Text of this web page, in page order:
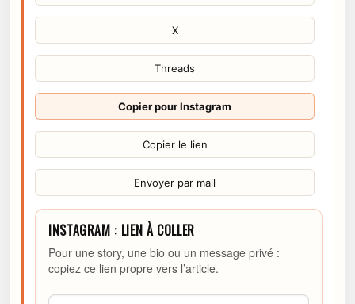
X
Threads
Copier pour Instagram
Copier le lien
Envoyer par mail
INSTAGRAM : LIEN À COLLER
Pour une story, une bio ou un message privé :
copiez ce lien propre vers l’article.